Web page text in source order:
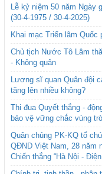
Lễ kỷ niệm 50 năm Ngày
(30-4-1975 / 30-4-2025)
Khai mạc Triển lãm Quốc
Chủ tịch Nước Tô Lâm
- Không quân
Lương sĩ quan Quân đội
tăng lên nhiều không?
Thi đua Quyết thắng -
bảo vệ vững chắc vùng
Quân chủng PK-KQ tổ
QĐND Việt Nam, 28 năm
Chiến thắng “Hà Nội -